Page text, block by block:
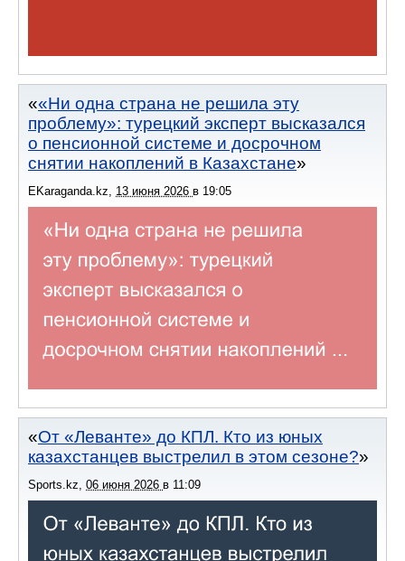
«Ни одна страна не решила эту
проблему»: турецкий эксперт высказался
о пенсионной системе и досрочном
снятии накоплений в Казахстане
EKaraganda.kz, 13 июня 2026 в 19:05
От «Леванте» до КПЛ. Кто из юных
казахстанцев выстрелил в этом сезоне?
Sports.kz, 06 июня 2026 в 11:09